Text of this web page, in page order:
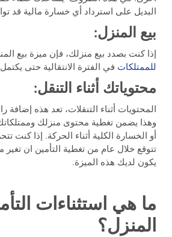
البديل على استرداد أي خسارة مالية قد
بيع المنزل:
إذا كنت بصدد بيع منزلك، فإن ميزة بيع
للممتلكات في الفترة الانتقالية حتى يكتمل
محتوياتك أثناء التنقل:
المحتويات أثناء التنقلات، تعد هذه إضافة
وهذا يضمن تغطية محتوى منزلك
أو الخسارة الكلية أثناء الحركة. إذا كنت
تتوقع خلال عام من تغطية التأمين ان
يكون لديك هذه الميزة.
ما هي استثناءات
المنزل؟